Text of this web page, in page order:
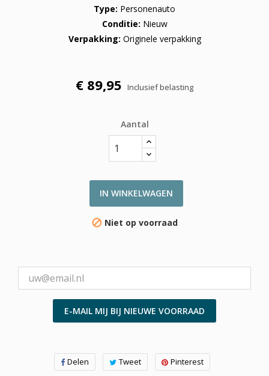
Type Personenauto
Conditie Nieuw
Verpakking Originele verpakking
€ 89,95 Inclusief belasting
Aantal
IN WINKELWAGEN
 Niet op voorraad
E-MAIL MIJ BIJ NIEUWE VOORRAAD
Delen Tweet Pinterest